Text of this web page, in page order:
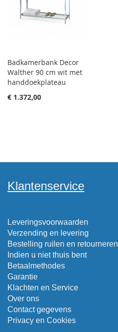
Badkamerbank Decor
Walther 90 cm wit met
handdoekplateau
€ 1.372,00
Klantenservice
Leveringsvoorwaarden
Verzending en levering
Bestelling ruilen en retourneren
Indien u niet thuis bent
Betaalmethodes
Garantie
Klachten en Service
Over ons
Contact gegevens
Privacy en Cookies